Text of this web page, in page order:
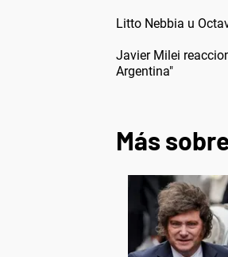
Litto Nebbia u
Javier Milei
Argentina"
Más